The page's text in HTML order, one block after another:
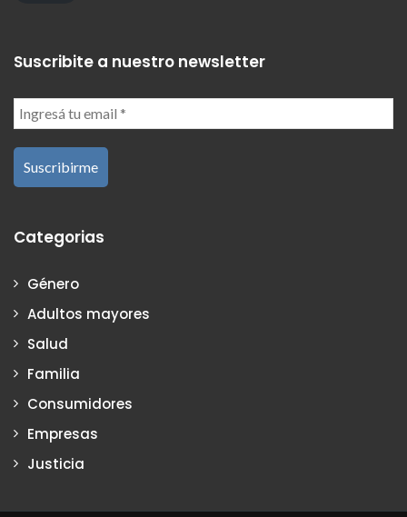
Suscribite a nuestro newsletter
Categorias
Género
Adultos mayores
Salud
Familia
Consumidores
Empresas
Justicia